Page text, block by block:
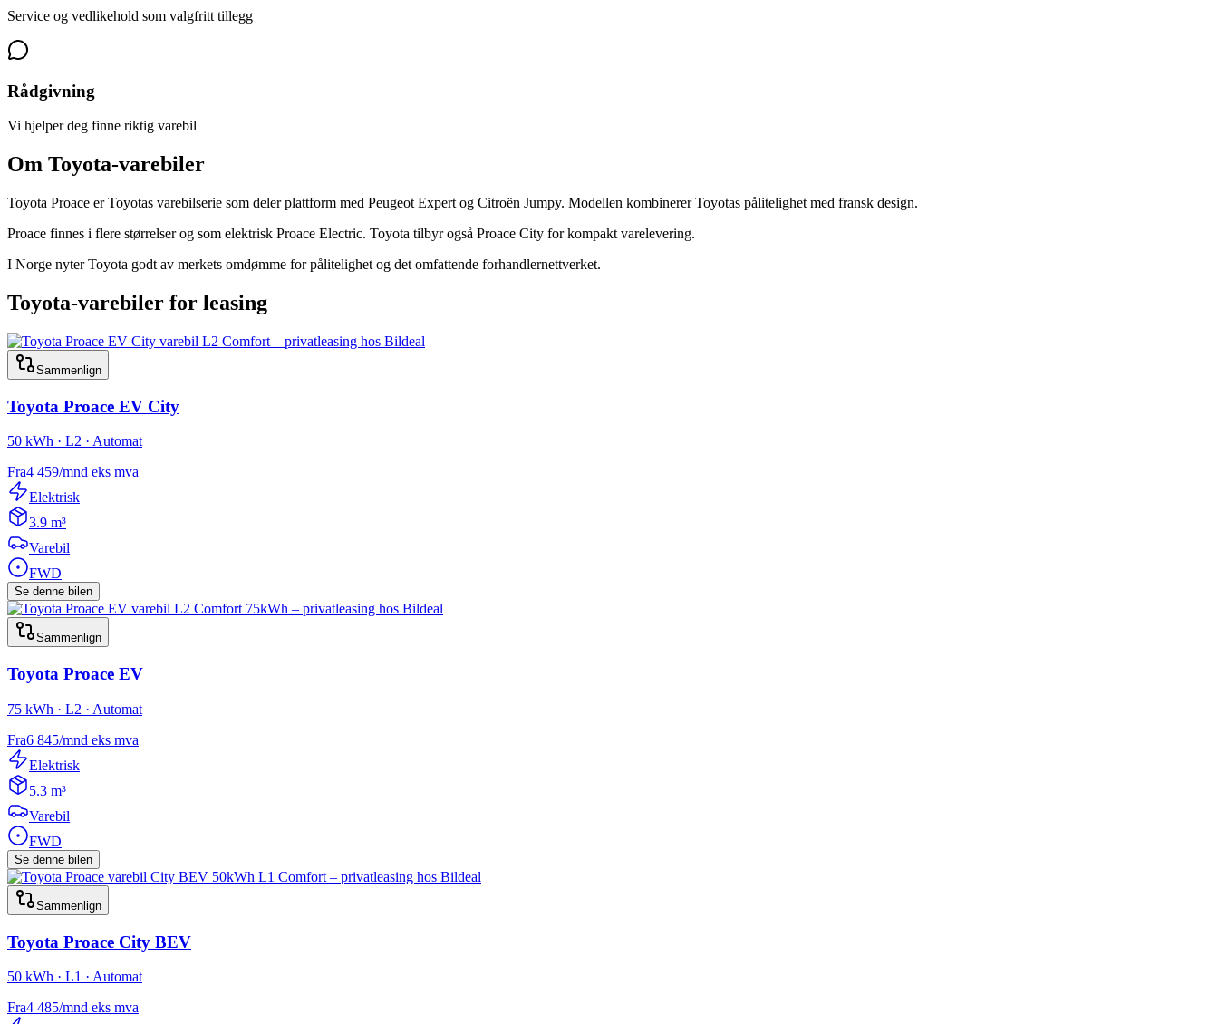
Service og vedlikehold som valgfritt tillegg
Rådgivning
Vi hjelper deg finne riktig varebil
Om Toyota-varebiler
Toyota Proace er Toyotas varebilserie som deler plattform med Peugeot Expert og Citroën Jumpy. Modellen kombinerer Toyotas pålitelighet med fransk design.
Proace finnes i flere størrelser og som elektrisk Proace Electric. Toyota tilbyr også Proace City for kompakt varelevering.
I Norge nyter Toyota godt av merkets omdømme for pålitelighet og det omfattende forhandlernettverket.
Toyota-varebiler for leasing
Sammenlign
Toyota Proace EV City
50 kWh · L2 · Automat
Fra4 459/mnd eks mva
Elektrisk
3.9 m³
Varebil
FWD
Se denne bilen
Sammenlign
Toyota Proace EV
75 kWh · L2 · Automat
Fra6 845/mnd eks mva
Elektrisk
5.3 m³
Varebil
FWD
Se denne bilen
Sammenlign
Toyota Proace City BEV
50 kWh · L1 · Automat
Fra4 485/mnd eks mva